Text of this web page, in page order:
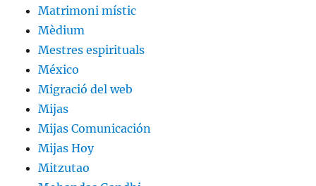
Matrimoni místic
Mèdium
Mestres espirituals
México
Migració del web
Mijas
Mijas Comunicación
Mijas Hoy
Mitzutao